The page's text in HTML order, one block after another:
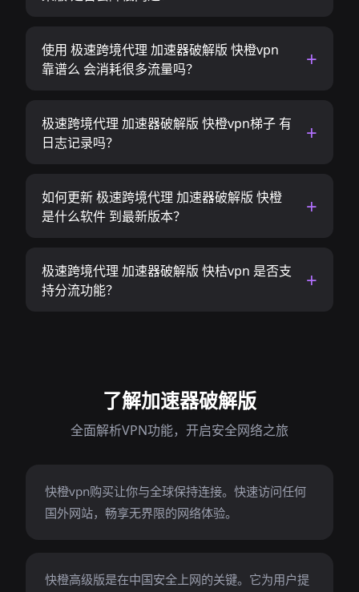
使用 极速跨境代理 加速器破解版 快橙vpn
靠谱么 会消耗很多流量吗？
极速跨境代理 加速器破解版 快橙vpn梯子 有
日志记录吗？
如何更新 极速跨境代理 加速器破解版 快橙
是什么软件 到最新版本？
极速跨境代理 加速器破解版 快桔vpn 是否支
持分流功能？
了解加速器破解版
全面解析VPN功能，开启安全网络之旅
快橙vpn购买让你与全球保持连接。快速访问任何
国外网站，畅享无界限的网络体验。
快橙高级版是在中国安全上网的关键。它为用户提